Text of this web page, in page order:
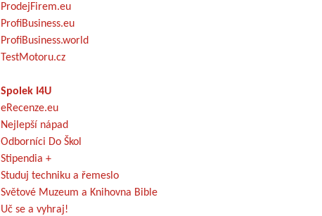
ProdejFirem.eu
ProfiBusiness.eu
ProfiBusiness.world
TestMotoru.cz
Spolek I4U
eRecenze.eu
Nejlepší nápad
Odborníci Do Škol
Stipendia +
Studuj techniku a řemeslo
Světové Muzeum a Knihovna Bible
Uč se a vyhraj!